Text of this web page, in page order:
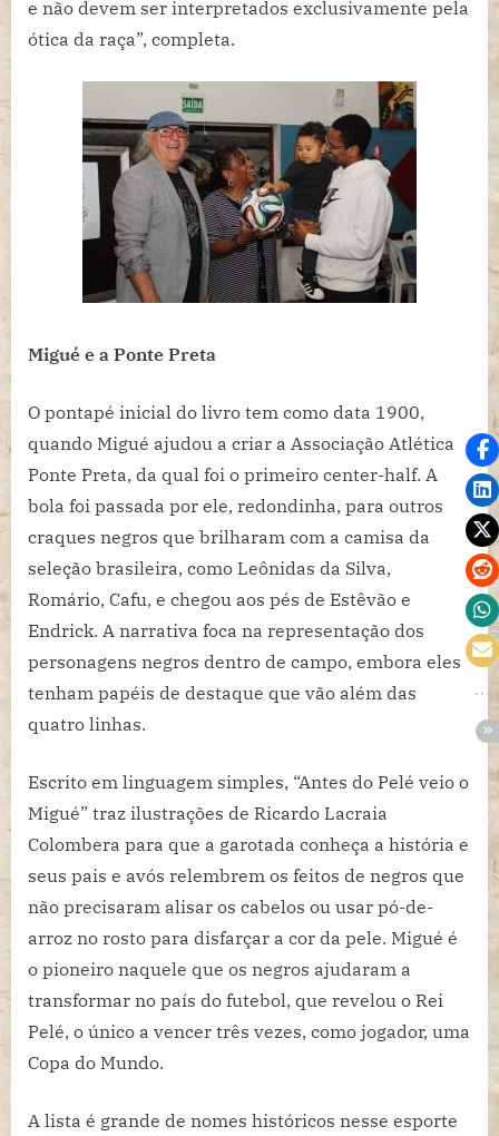
e não devem ser interpretados exclusivamente pela
ótica da raça”, completa.
Migué e a Ponte Preta
O pontapé inicial do livro tem como data 1900,
quando Migué ajudou a criar a Associação Atlética
Ponte Preta, da qual foi o primeiro center-half. A
bola foi passada por ele, redondinha, para outros
craques negros que brilharam com a camisa da
seleção brasileira, como Leônidas da Silva,
Romário, Cafu, e chegou aos pés de Estêvão e
Endrick. A narrativa foca na representação dos
personagens negros dentro de campo, embora eles
tenham papéis de destaque que vão além das
quatro linhas.
Escrito em linguagem simples, “Antes do Pelé veio o
Migué” traz ilustrações de Ricardo Lacraia
Colombera para que a garotada conheça a história e
seus pais e avós relembrem os feitos de negros que
não precisaram alisar os cabelos ou usar pó-de-
arroz no rosto para disfarçar a cor da pele. Migué é
o pioneiro naquele que os negros ajudaram a
transformar no país do futebol, que revelou o Rei
Pelé, o único a vencer três vezes, como jogador, uma
Copa do Mundo.
A lista é grande de nomes históricos nesse esporte